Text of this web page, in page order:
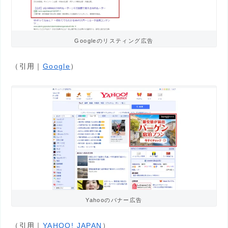
Googleのリスティング広告
（引用｜ Google）
Yahooのバナー広告
（引用｜ YAHOO! JAPAN ）